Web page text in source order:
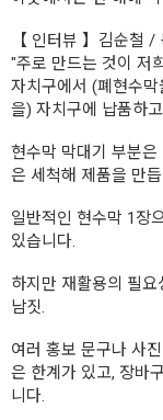
【 인터뷰 】김순철
"주로 만드는 것이 저
자치구에서 (폐현수
을) 자치구에 납품하
현수막 막대기 부분
은 세척해 제품을 만
일반적인 현수막 1장
있습니다.
하지만 재활용의 필
남짓.
여러 홍보 문구나 사
은 한계가 있고, 장바
니다.